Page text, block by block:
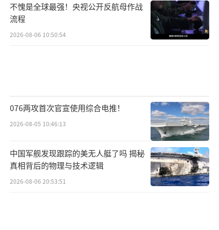
不愧是全球最强！央视公开反航母作战
流程
2026-08-06 10:50:54
076两攻首次官宣使用综合电推！
2026-08-05 10:46:13
中国军舰发现跟踪的美无人艇了吗 揭秘
真相背后的物理与技术逻辑
2026-08-06 20:53:51